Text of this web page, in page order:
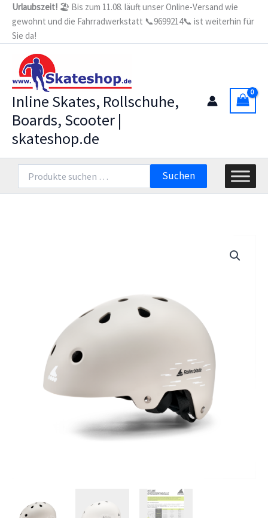
Zum
Inhalt
springen
Urlaubszeit! 🏖️ Bis zum 11.08. läuft unser Online-Versand wie
gewohnt und die Fahrradwerkstatt 📞9699214📞 ist weiterhin für
Sie da!
Inline Skates, Rollschuhe,
Boards, Scooter |
skateshop.de
nach:
Suchen